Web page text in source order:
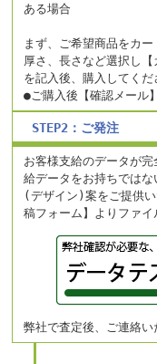
ある場合
まず、ご希望商品をカ
厚さ、長さなど選択し
を記入後、購入してくだ
●ご購入後【確認メール
STEP2：ご発注
お客様支給のデータが
給データをお持ちではな
(デザイン)案をご提供い
稿フォーム】よりファイ
弊社で査定後、ご連絡い